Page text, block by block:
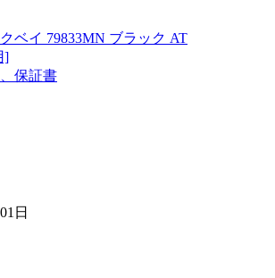
ベイ 79833MN ブラック AT
]
保証書
日